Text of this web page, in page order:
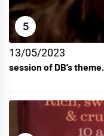
5
13/05/2023
session of DB’s